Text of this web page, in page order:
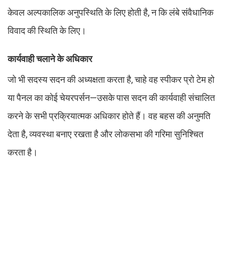
केवल अल्पकालिक अनुपस्थिति के लिए होती है, न कि लंबे संवैधानिक
विवाद की स्थिति के लिए।
कार्यवाही चलाने के अधिकार
जो भी सदस्य सदन की अध्यक्षता करता है, चाहे वह स्पीकर प्रो टेम हो
या पैनल का कोई चेयरपर्सन—उसके पास सदन की कार्यवाही संचालित
करने के सभी प्रक्रियात्मक अधिकार होते हैं। वह बहस की अनुमति
देता है, व्यवस्था बनाए रखता है और लोकसभा की गरिमा सुनिश्चित
करता है।